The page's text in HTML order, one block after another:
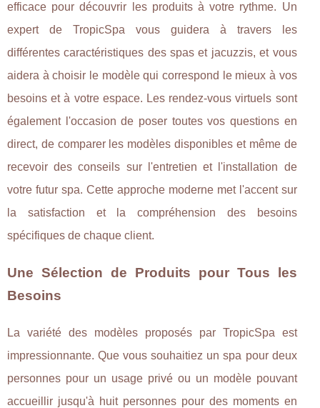
efficace pour découvrir les produits à votre rythme. Un
expert de TropicSpa vous guidera à travers les
différentes caractéristiques des spas et jacuzzis, et vous
aidera à choisir le modèle qui correspond le mieux à vos
besoins et à votre espace. Les rendez-vous virtuels sont
également l'occasion de poser toutes vos questions en
direct, de comparer les modèles disponibles et même de
recevoir des conseils sur l'entretien et l'installation de
votre futur spa. Cette approche moderne met l'accent sur
la satisfaction et la compréhension des besoins
spécifiques de chaque client.
Une Sélection de Produits pour Tous les
Besoins
La variété des modèles proposés par TropicSpa est
impressionnante. Que vous souhaitiez un spa pour deux
personnes pour un usage privé ou un modèle pouvant
accueillir jusqu'à huit personnes pour des moments en